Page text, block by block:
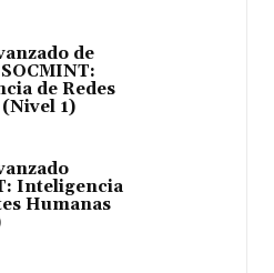
de
de Redes
1)
Inteligencia
Humanas